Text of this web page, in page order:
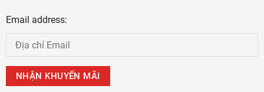
Email address: